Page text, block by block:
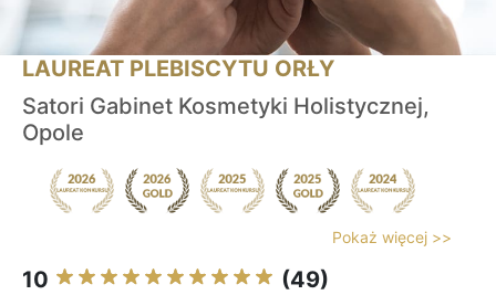
LAUREAT PLEBISCYTU ORŁY
Satori Gabinet Kosmetyki Holistycznej,
Opole
Pokaż więcej >>
10 (49)